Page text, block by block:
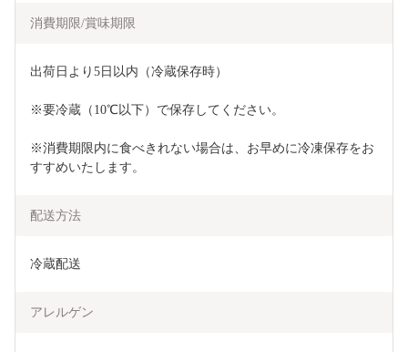
消費期限/賞味期限
出荷日より5日以内（冷蔵保存時）
※要冷蔵（10℃以下）で保存してください。
※消費期限内に食べきれない場合は、お早めに冷凍保存をお
すすめいたします。
配送方法
冷蔵配送
アレルゲン